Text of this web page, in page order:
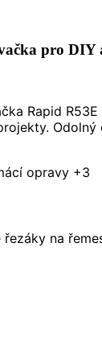
pro DIY
Rapid
Odolný
opravy +3
řezáky na